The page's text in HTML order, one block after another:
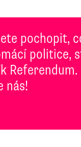
pochopit,
politice,
Referendum.
nás!